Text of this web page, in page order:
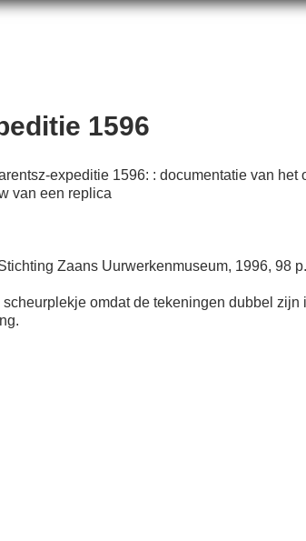
1596
expeditie 1596: : documentatie van het
van een replica
Zaans Uurwerkenmuseum, 1996, 98
omdat de tekeningen dubbel zijn